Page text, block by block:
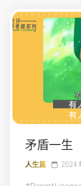
矛盾一生
人生篇 2024